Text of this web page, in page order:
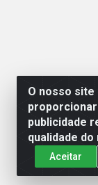
O nosso
publicidade
qualidade
Aceitar